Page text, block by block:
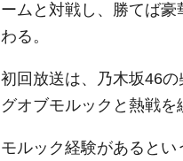
ームと対戦し、勝てば
わる。
初回放送は、乃木坂46
グオブモルックと熱戦を
モルック経験があると